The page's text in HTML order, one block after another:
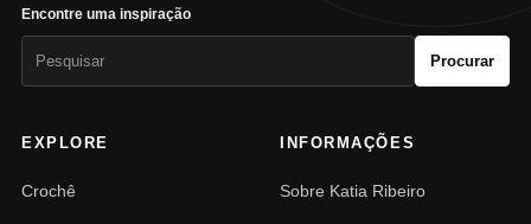
Encontre uma inspiração
Procurar
EXPLORE
Crochê
INFORMAÇÕES
Sobre Katia Ribeiro